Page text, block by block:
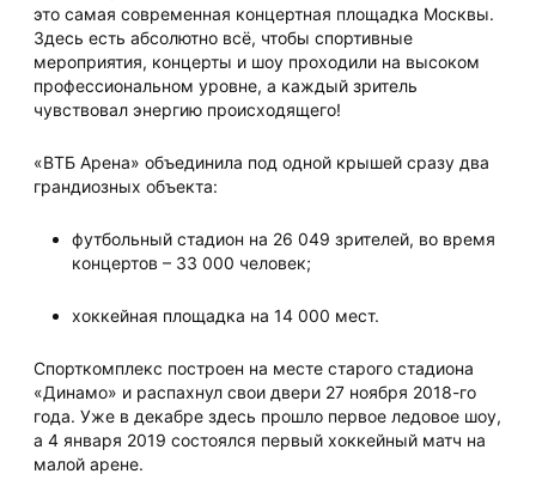
это самая современная концертная площадка Москвы.
Здесь есть абсолютно всё, чтобы спортивные
мероприятия, концерты и шоу проходили на высоком
профессиональном уровне, а каждый зритель
чувствовал энергию происходящего!
«ВТБ Арена» объединила под одной крышей сразу два
грандиозных объекта:
футбольный стадион на 26 049 зрителей, во время
концертов – 33 000 человек;
хоккейная площадка на 14 000 мест.
Спорткомплекс построен на месте старого стадиона
«Динамо» и распахнул свои двери 27 ноября 2018-го
года. Уже в декабре здесь прошло первое ледовое шоу,
а 4 января 2019 состоялся первый хоккейный матч на
малой арене.